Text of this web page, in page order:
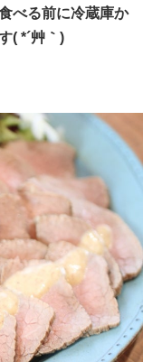
べる前に冷蔵庫か
( *´艸｀)